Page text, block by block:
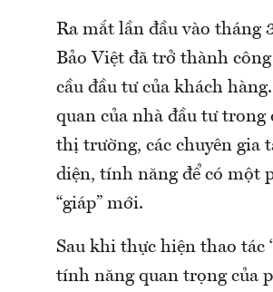
Ra mắt lần đầu vào tháng
Bảo Việt đã trở thành
cầu đầu tư của khách
quan của nhà đầu tư
thị trường, các chuyên gia
diện, tính năng để có một
“giáp” mới.
Sau khi thực hiện thao tác
tính năng quan trọng của